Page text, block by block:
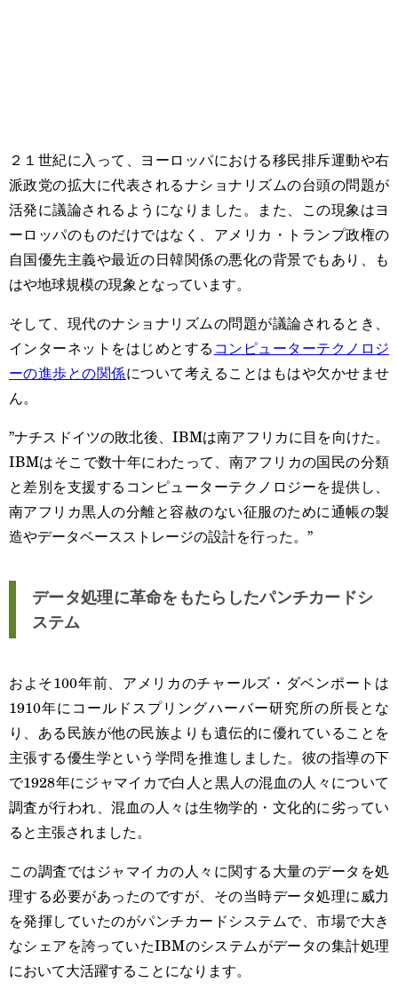
２１世紀に入って、ヨーロッパにおける移民排斥運動や右
派政党の拡大に代表されるナショナリズムの台頭の問題が
活発に議論されるようになりました。また、この現象はヨ
ーロッパのものだけではなく、アメリカ・トランプ政権の
自国優先主義や最近の日韓関係の悪化の背景でもあり、も
はや地球規模の現象となっています。
そして、現代のナショナリズムの問題が議論されるとき、
インターネットをはじめとする コンピューターテクノロジ
ーの進歩との関係について考えることはもはや欠かせませ
ん。
”ナチスドイツの敗北後、IBMは南アフリカに目を向けた。
IBMはそこで数十年にわたって、南アフリカの国民の分類
と差別を支援するコンピューターテクノロジーを提供し、
南アフリカ黒人の分離と容赦のない征服のために通帳の製
造やデータベースストレージの設計を行った。”
データ処理に革命をもたらしたパンチカードシ
ステム
およそ100年前、アメリカのチャールズ・ダベンポートは
1910年にコールドスプリングハーバー研究所の所長とな
り、ある民族が他の民族よりも遺伝的に優れていることを
主張する優生学という学問を推進しました。彼の指導の下
で1928年にジャマイカで白人と黒人の混血の人々について
調査が行われ、混血の人々は生物学的・文化的に劣ってい
ると主張されました。
この調査ではジャマイカの人々に関する大量のデータを処
理する必要があったのですが、その当時データ処理に威力
を発揮していたのがパンチカードシステムで、市場で大き
なシェアを誇っていたIBMのシステムがデータの集計処理
において大活躍することになります。